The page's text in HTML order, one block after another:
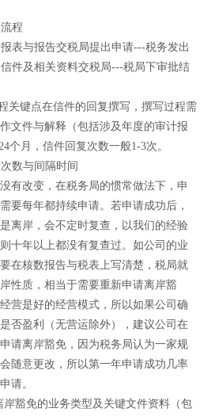
程
与报告交税局提出申请---税务发出
件及相关资料交税局---税局下审批结
键点在信件的回复撰写，撰写过程需
文件与解释（包括涉及年度的审计报
个月，信件回复次数一般1-3次。
数与间隔时间
改变，在税务局的惯常做法下，申
要每年都持续申请。若申请成功后，
离岸，会不定时复查，以我们的经验
十年以上都没有复查过。如公司的业
在核数报告与税表上写清楚，税局就
性质，相当于需要重新申请离岸豁
营是好的经营模式，所以如果公司确
否盈利（无营运除外），建议公司在
请离岸豁免，因为税务局认为一家规
随意更改，所以第一年申请成功几率
请。
豁免的业务类型及关键文件资料（包